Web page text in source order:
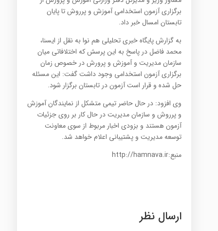
برگزاری آزمون استخدامی آموزش و پرروش تا پایان
تابستان امسال خبر داد.
به گزارش پایگاه خبری تحلیلی هم نوا به نقل از ایسنا،
محمد فاضل در پاسخ به این پرسش که اختلافاتی میان
سازمان مدیریت و آموزش و پرورش در خصوص زمان
برگزاری آزمون استخدامی وجود داشت گفت: این مسئله
حل شده و قرار است آزمون در تابستان برگزار شود.
وی افزود: در حال حاضر تیمی متشکل از نمایندگان آموزش
و پرروش و سازمان مدیریت در حال کار بر روی جزئیات
آزمون هستند و بزودی اخبار مربوط از سوی معاونت
توسعه مدیریت و پشتیبانی اعلام خواهد شد.
منبع:http://hamnava.ir
ارسال نظر